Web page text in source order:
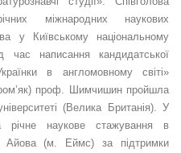
міжнародних наукових
у Київському національному
час написання кандидатської
в англомовному світі»
проф. Шимчишин пройшла
(Велика Британія). У
наукове стажування в
Айова (м. Еймс) за підтримки